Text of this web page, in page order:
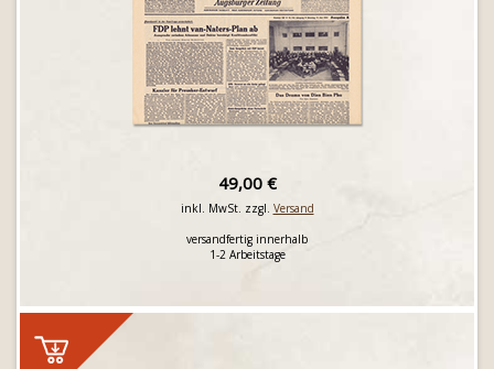
49,00 €
inkl. MwSt. zzgl. Versand
versandfertig innerhalb
1-2 Arbeitstage